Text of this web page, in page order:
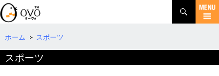
検
索
コ
テ
へ
ホーム > スポーツ
スポーツ